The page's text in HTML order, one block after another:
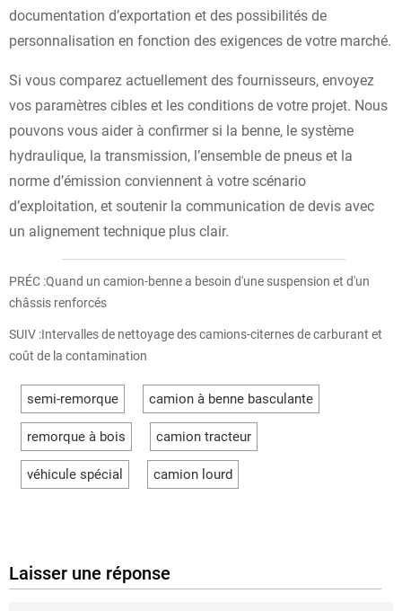
documentation d’exportation et des possibilités de
personnalisation en fonction des exigences de votre marché.
Si vous comparez actuellement des fournisseurs, envoyez
vos paramètres cibles et les conditions de votre projet. Nous
pouvons vous aider à confirmer si la benne, le système
hydraulique, la transmission, l’ensemble de pneus et la
norme d’émission conviennent à votre scénario
d’exploitation, et soutenir la communication de devis avec
un alignement technique plus clair.
PRÉC :Quand un camion-benne a besoin d'une suspension et d'un
châssis renforcés
SUIV :Intervalles de nettoyage des camions-citernes de carburant et
coût de la contamination
semi-remorque camion à benne basculante
remorque à bois camion tracteur
véhicule spécial camion lourd
Laisser une réponse